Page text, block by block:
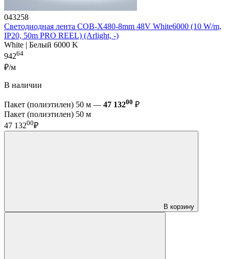
043258
Светодиодная лента COB-X480-8mm 48V White6000 (10 W/m,
IP20, 50m PRO REEL) (Arlight, -)
White | Белый 6000 K
94264
₽/м
В наличии
Пакет (полиэтилен) 50 м — 47 13200 ₽
Пакет (полиэтилен) 50 м
47 13200₽
В корзину